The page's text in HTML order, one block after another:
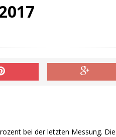
128 2022
bei der letzten Messung. Die